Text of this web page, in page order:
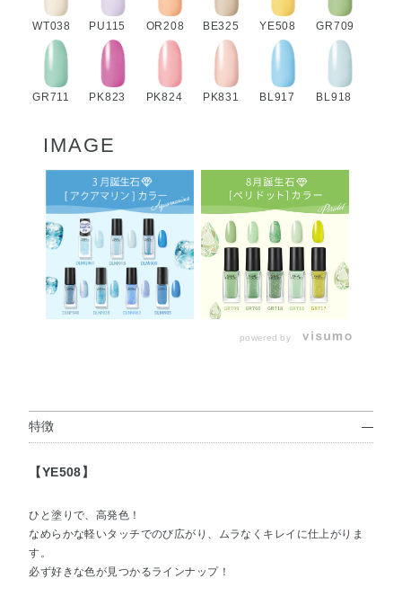
WT038 PU115 OR208 BE325 YE508 GR709
GR711 PK823 PK824 PK831 BL917 BL918
IMAGE
powered by
特徴
【YE508】
ひと塗りで、高発色！
なめらかな軽いタッチでのび広がり、ムラなくキレイに仕上がりま
す。
必ず好きな色が見つかるラインナップ！